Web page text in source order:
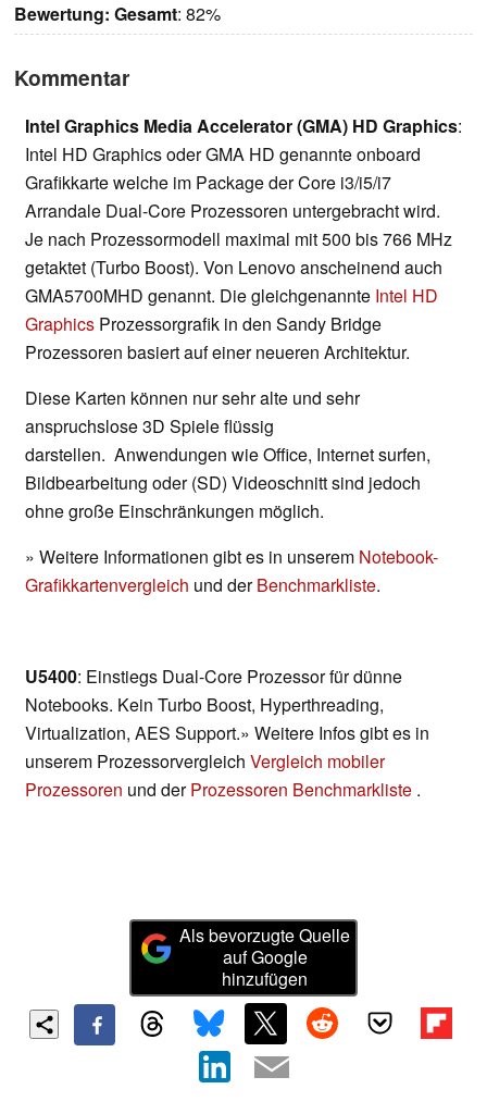
Bewertung: Gesamt: 82%
Kommentar
Intel Graphics Media Accelerator (GMA) HD Graphics:
Intel HD Graphics oder GMA HD genannte onboard
Grafikkarte welche im Package der Core i3/i5/i7
Arrandale Dual-Core Prozessoren untergebracht wird.
Je nach Prozessormodell maximal mit 500 bis 766 MHz
getaktet (Turbo Boost). Von Lenovo anscheinend auch
GMA5700MHD genannt. Die gleichgenannte Intel HD
Graphics Prozessorgrafik in den Sandy Bridge
Prozessoren basiert auf einer neueren Architektur.
Diese Karten können nur sehr alte und sehr
anspruchslose 3D Spiele flüssig
darstellen. Anwendungen wie Office, Internet surfen,
Bildbearbeitung oder (SD) Videoschnitt sind jedoch
ohne große Einschränkungen möglich.
» Weitere Informationen gibt es in unserem Notebook-
Grafikkartenvergleich und derBenchmarkliste.
U5400: Einstiegs Dual-Core Prozessor für dünne
Notebooks. Kein Turbo Boost, Hyperthreading,
Virtualization, AES Support.» Weitere Infos gibt es in
unserem Prozessorvergleich Vergleich mobiler
Prozessoren und derProzessoren Benchmarkliste .
Als bevorzugte Quelle
auf Google
hinzufügen